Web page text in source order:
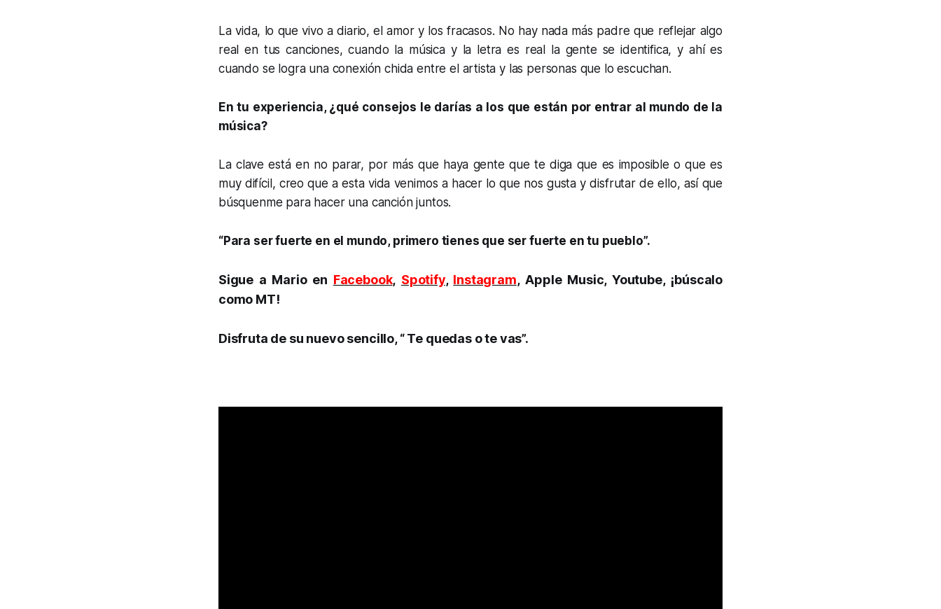
La vida, lo que vivo a diario, el amor y los fracasos. No hay nada más padre que reflejar algo
real en tus canciones, cuando la música y la letra es real la gente se identifica, y ahí es
cuando se logra una conexión chida entre el artista y las personas que lo escuchan.
En tu experiencia, ¿qué consejos le darías a los que están por entrar al mundo de la
música?
La clave está en no parar, por más que haya gente que te diga que es imposible o que es
muy difícil, creo que a esta vida venimos a hacer lo que nos gusta y disfrutar de ello, así que
búsquenme para hacer una canción juntos.
“Para ser fuerte en el mundo, primero tienes que ser fuerte en tu pueblo”.
Sigue a Mario en Facebook, Spotify, Instagram, Apple Music, Youtube, ¡búscalo
como MT!
Disfruta de su nuevo sencillo, “ Te quedas o te vas”.